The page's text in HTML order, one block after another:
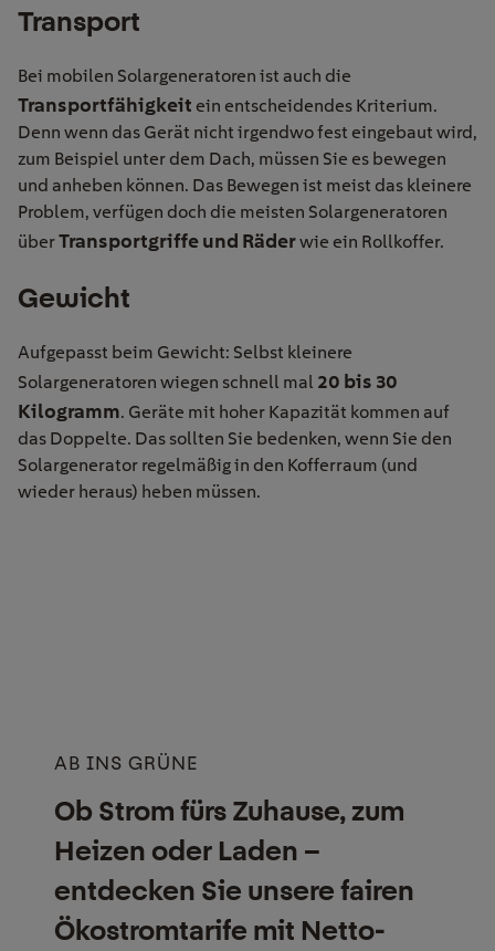
Transport
Bei mobilen Solargeneratoren ist auch die
Transportfähigkeit ein entscheidendes Kriterium.
Denn wenn das Gerät nicht irgendwo fest eingebaut wird,
zum Beispiel unter dem Dach, müssen Sie es bewegen
und anheben können. Das Bewegen ist meist das kleinere
Problem, verfügen doch die meisten Solargeneratoren
überTransportgriffe und Räderwie ein Rollkoffer.
Gewicht
Aufgepasst beim Gewicht: Selbst kleinere
Solargeneratoren wiegen schnell mal 20 bis 30
Kilogramm. Geräte mit hoher Kapazität kommen auf
das Doppelte. Das sollten Sie bedenken, wenn Sie den
Solargenerator regelmäßig in den Kofferraum (und
wieder heraus) heben müssen.
AB INS GRÜNE
Ob Strom fürs Zuhause, zum
Heizen oder Laden –
entdecken Sie unsere fairen
Ökostrom­tarife mit Netto-